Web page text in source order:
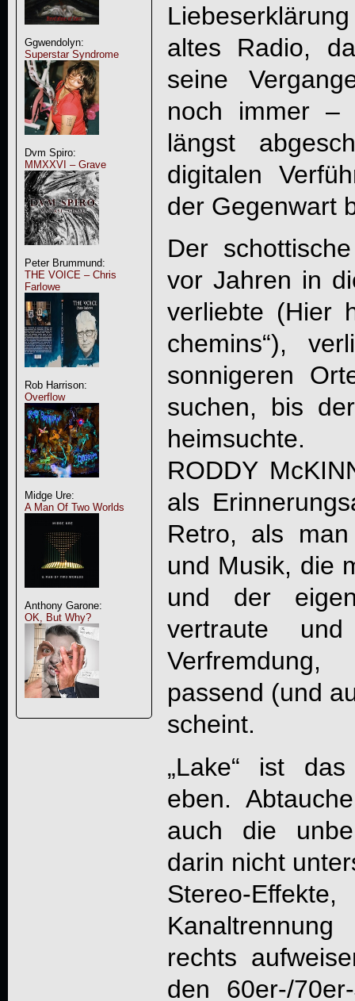
Ggwendolyn:
Superstar Syndrome
Dvm Spiro:
MMXXVI – Grave
Peter Brummund:
THE VOICE – Chris
Farlowe
Rob Harrison:
Overflow
Midge Ure:
A Man Of Two Worlds
Anthony Garone:
OK, But Why?
altes Radio,
seine
noch immer –
längst
digitalen
der Gegenwart
Der
vor Jahren in
verliebte (Hier
chemins“),
sonnigeren
suchen, bis
heimsuchte.
RODDY
als
Retro, als
und Musik, die
und der
vertraute
passend (und
scheint.
„Lake“ ist
eben.
auch die
darin nicht
Stereo-
rechts
den 60er-/